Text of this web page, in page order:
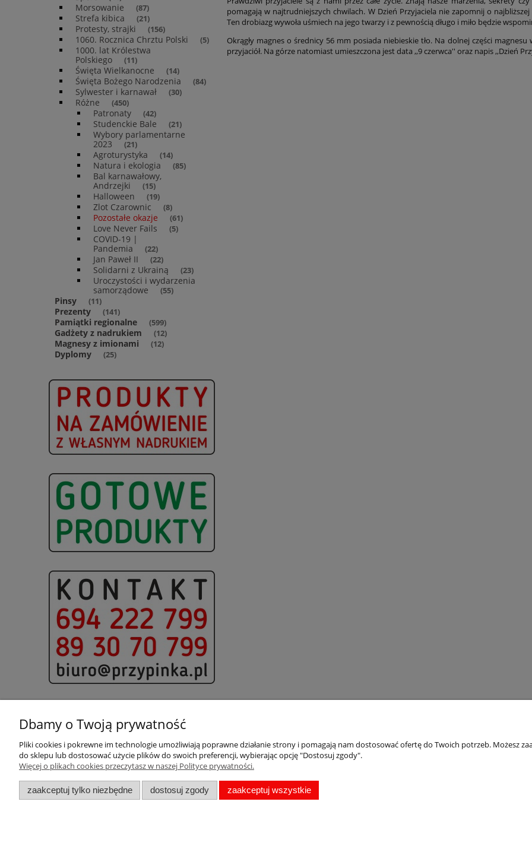
Morsowanie (87)
Strefa kibica (21)
Protesty, strajki (156)
1060. Rocznica Chrztu Polski (5)
1000. lat Królestwa
Polskiego
(11)
Święta Wielkanocne (14)
Święta Bożego Narodzenia (84)
Sylwester i karnawał (30)
Różne (450)
Patronaty (42)
Studenckie Bale (21)
Wybory parlamentarne
2023
(21)
Agroturystyka (14)
Natura i ekologia (85)
Bal karnawałowy,
Andrzejki
(15)
Halloween (19)
Zlot Czarownic (8)
Pozostałe okazje (61)
Love Never Fails (5)
COVID-19 |
Pandemia
(22)
Jan Paweł II (22)
Solidarni z Ukrainą (23)
Uroczystości i wydarzenia
samorządowe
(55)
Pinsy (11)
Prezenty (141)
Pamiątki regionalne (599)
Gadżety z nadrukiem (12)
Magnesy z imionami (12)
Dyplomy (25)
pomagają w najtrudniejszych chwilach. W Dzień Przyjaciela nie zapomnij o
Ten drobiazg wywoła uśmiech na jego twarzy i z pewnością długo i miło będzie
Okrągły magnes o średnicy 56 mm posiada niebieskie tło. Na dolnej części
przyjaciół. Na górze natomiast umieszczona jest data ,,9 czerwca'' oraz napis ,,Dzień
Pomoc
Pytania i odpowiedzi
Metki
Zwroty i reklamacje
Moje konto
Twoje zamówienia
Ustawienia konta
Płatności i dostawa Informacje
Dbamy o Twoją prywatność
Pliki cookies i pokrewne im technologie umożliwiają poprawne działanie strony i pomagają nam dostosować ofertę do Twoich potrzeb. Możesz
do sklepu lub dostosować użycie plików do swoich preferencji, wybierając opcję "Dostosuj zgody".
Więcej o plikach cookies przeczytasz w naszej Polityce prywatności.
zaakceptuj tylko niezbędne dostosuj zgody zaakceptuj wszystkie